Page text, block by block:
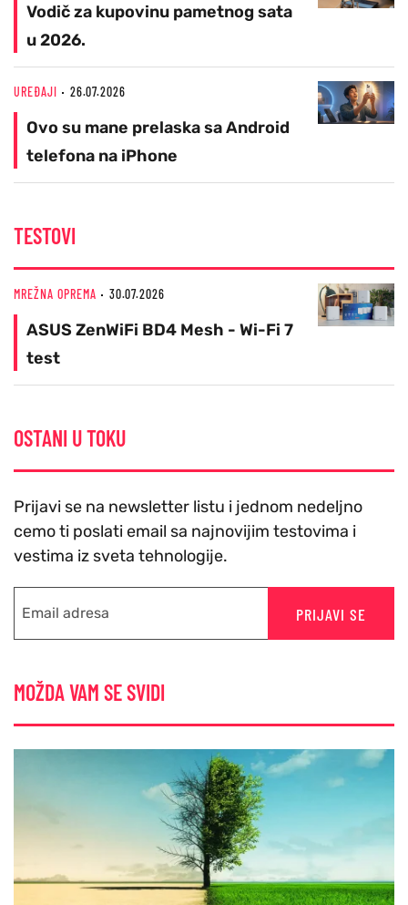
Vodič za kupovinu pametnog sata
u 2026.
UREĐAJI 26.07.2026
Ovo su mane prelaska sa Android
telefona na iPhone
TESTOVI
MREŽNA OPREMA 30.07.2026
ASUS ZenWiFi BD4 Mesh - Wi-Fi 7
test
OSTANI U TOKU
Prijavi se na newsletter listu i jednom nedeljno
cemo ti poslati email sa najnovijim testovima i
vestima iz sveta tehnologije.
PRIJAVI SE
MOŽDA VAM SE SVIDI